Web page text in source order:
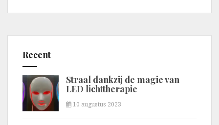
Recent
Straal dankzij de magie van
LED lichttherapie
10 augustus 2023